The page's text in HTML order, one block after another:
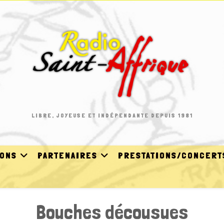
LIBRE, JOYEUSE ET INDÉPENDANTE DEPUIS 1981
PARTENAIRES PRESTATIONS/
Bouches décousues